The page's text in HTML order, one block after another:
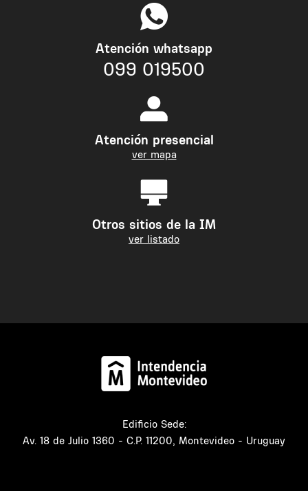
Atención whatsapp
099 019500
Atención presencial
ver mapa
Otros sitios de la IM
ver listado
Edificio Sede:
Av. 18 de Julio 1360 - C.P. 11200, Montevideo - Uruguay